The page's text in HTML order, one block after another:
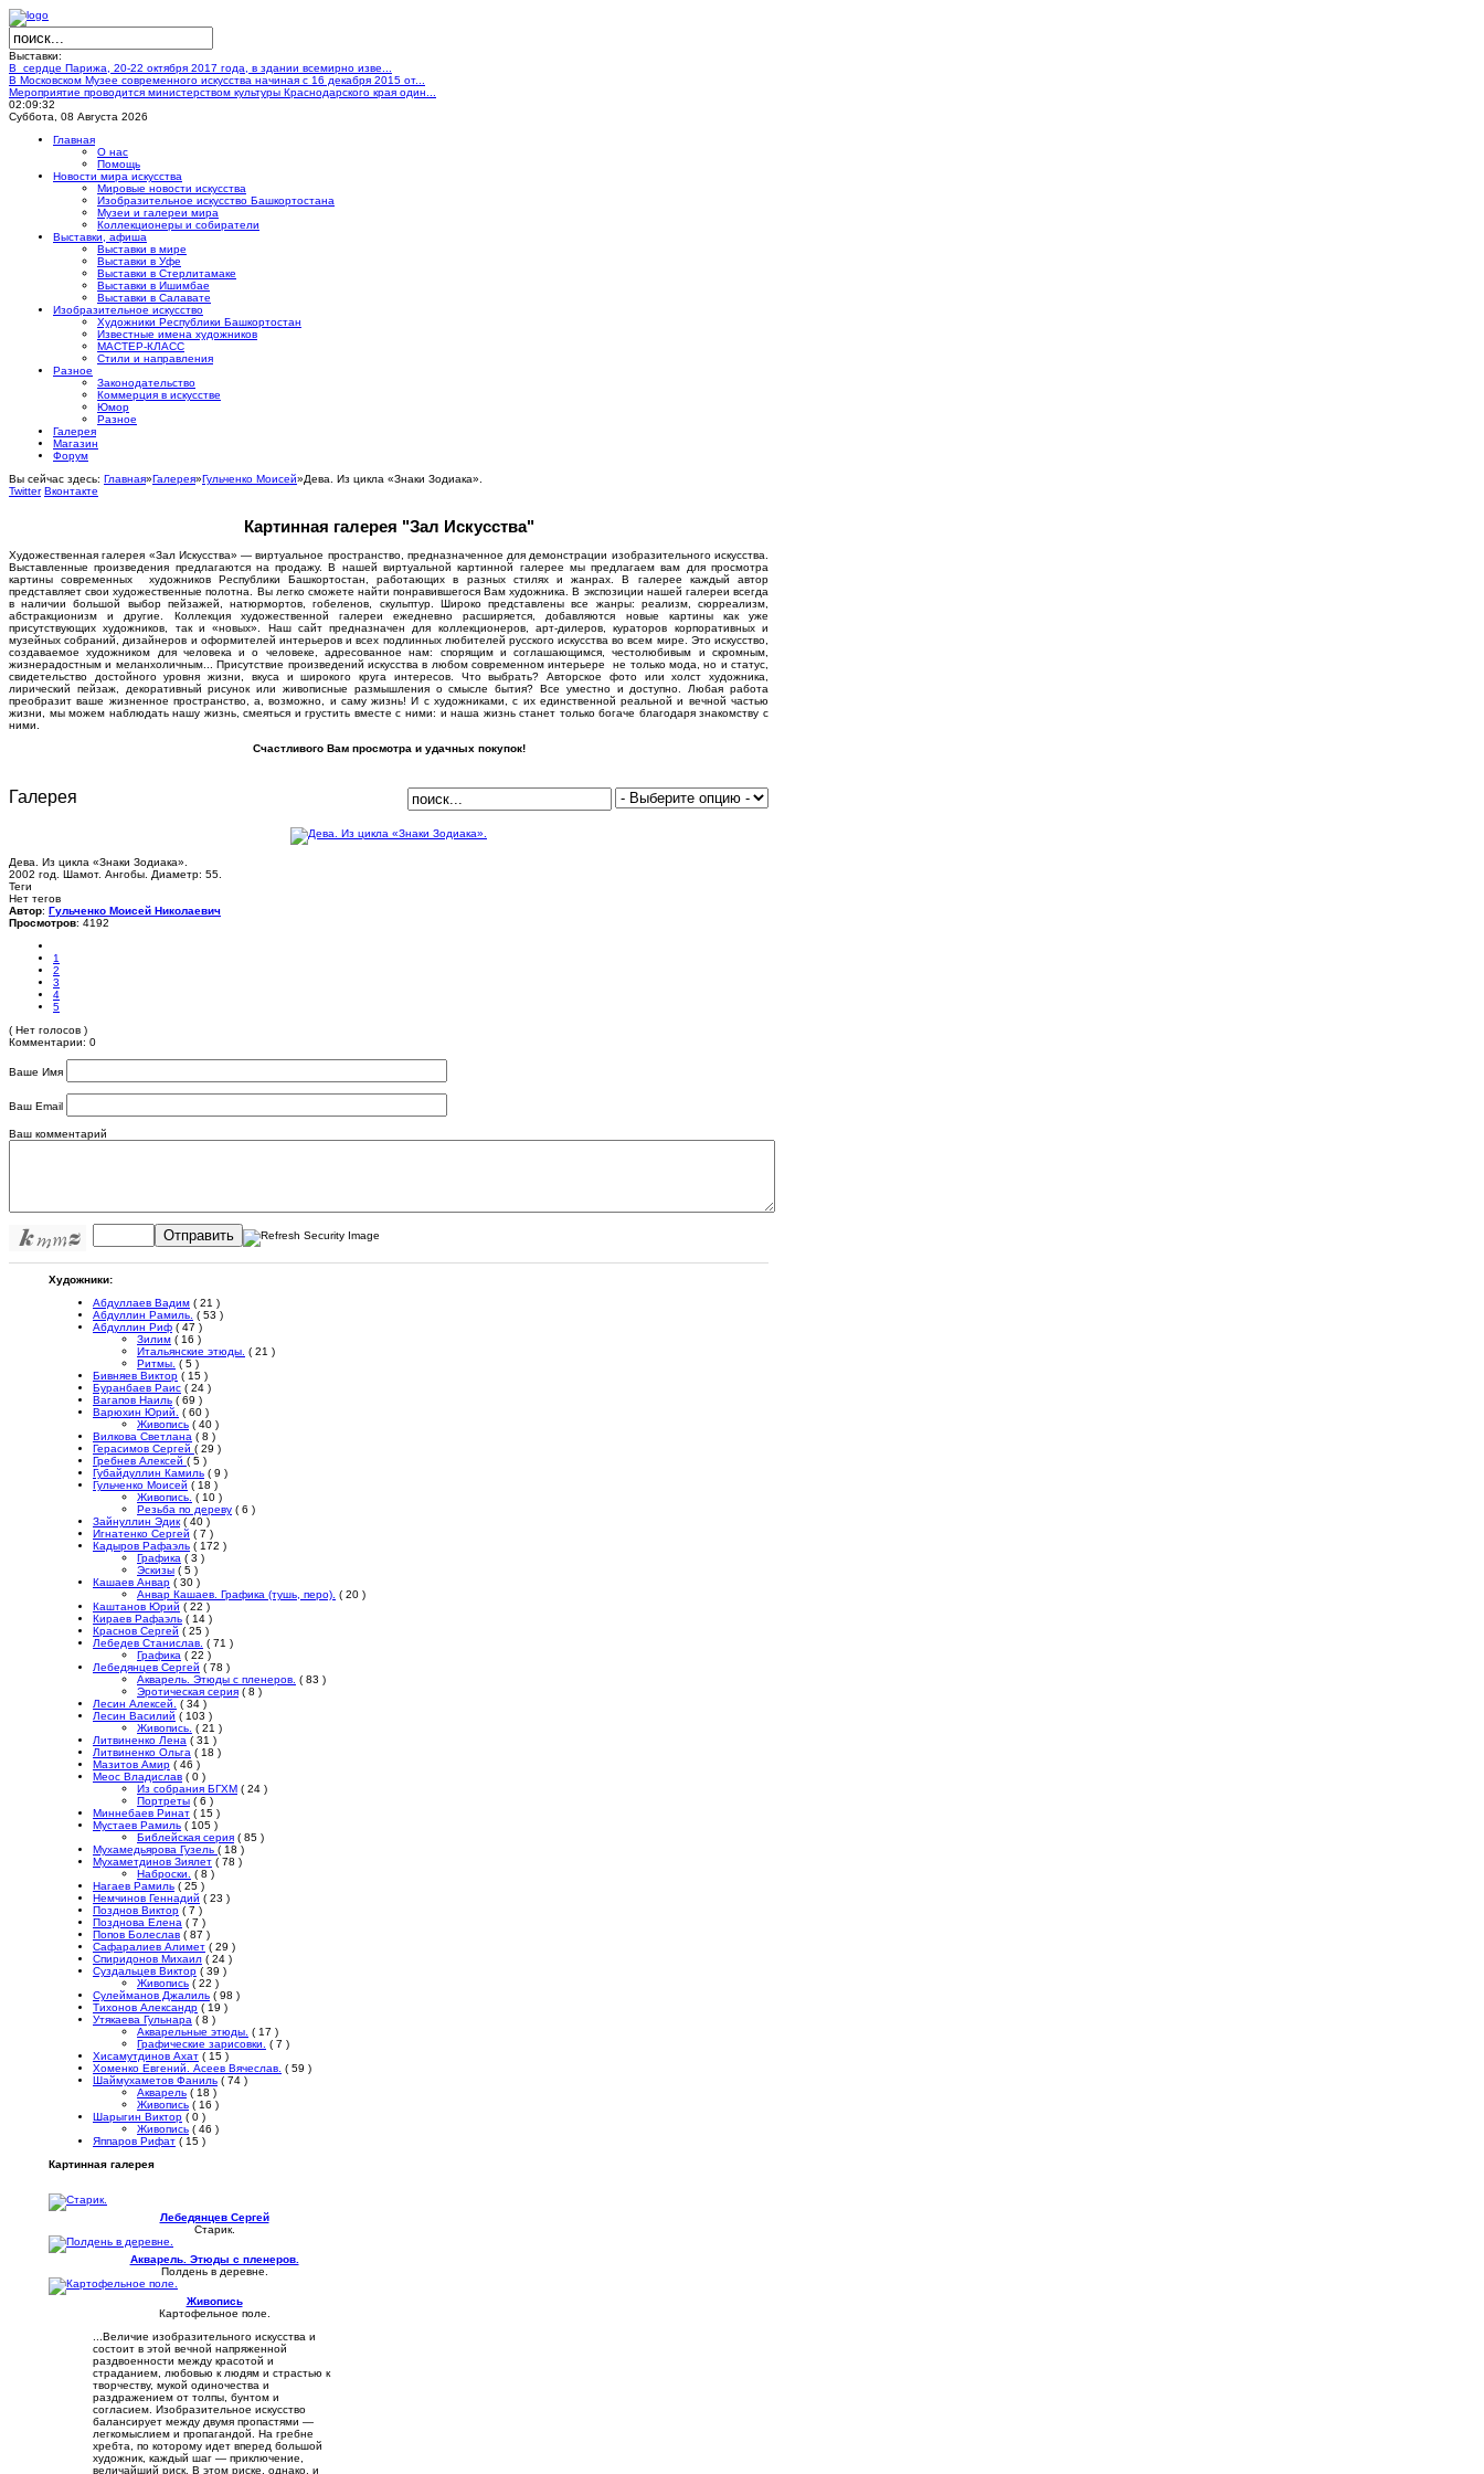
Выставки:
В сердце Парижа, 20-22 октября 2017 года, в здании всемирно изве...
В Московском Музее современного искусства начиная с 16 декабря 2015 от...
Мероприятие проводится министерством культуры Краснодарского края один...
02:09:33
Суббота, 08 Августа 2026
Главная
О нас
Помощь
Новости мира искусства
Мировые новости искусства
Изобразительное искусство Башкортостана
Музеи и галереи мира
Коллекционеры и собиратели
Выставки, афиша
Выставки в мире
Выставки в Уфе
Выставки в Стерлитамаке
Выставки в Ишимбае
Выставки в Салавате
Изобразительное искусство
Художники Республики Башкортостан
Известные имена художников
МАСТЕР-КЛАСС
Стили и направления
Разное
Законодательство
Коммерция в искусстве
Юмор
Разное
Галерея
Магазин
Форум
Вы сейчас здесь: Главная»Галерея»Гульченко Моисей»Дева. Из цикла «Знаки Зодиака».
Twitter Вконтакте
Картинная галерея "Зал Искусства"
Художественная галерея «Зал Искусства» — виртуальное пространство, предназначенное для демонстрации изобразительного искусства.
Выставленные произведения предлагаются на продажу. В нашей виртуальной картинной галерее мы предлагаем вам для просмотра
картины современных художников Республики Башкортостан, работающих в разных стилях и жанрах. В галерее каждый автор
представляет свои художественные полотна. Вы легко сможете найти понравившегося Вам художника. В экспозиции нашей галереи всегда
в наличии большой выбор пейзажей, натюрмортов, гобеленов, скульптур. Широко представлены все жанры: реализм, сюрреализм,
абстракционизм и другие. Коллекция художественной галереи ежедневно расширяется, добавляются новые картины как уже
присутствующих художников, так и «новых». Наш сайт предназначен для коллекционеров, арт-дилеров, кураторов корпоративных и
музейных собраний, дизайнеров и оформителей интерьеров и всех подлинных любителей русского искусства во всем мире. Это искусство,
создаваемое художником для человека и о человеке, адресованное нам: спорящим и соглашающимся, честолюбивым и скромным,
жизнерадостным и меланхоличным... Присутствие произведений искусства в любом современном интерьере не только мода, но и статус,
свидетельство достойного уровня жизни, вкуса и широкого круга интересов. Что выбрать? Авторское фото или холст художника,
лирический пейзаж, декоративный рисунок или живописные размышления о смысле бытия? Все уместно и доступно. Любая работа
преобразит ваше жизненное пространство, а, возможно, и саму жизнь! И с художниками, с их единственной реальной и вечной частью
жизни, мы можем наблюдать нашу жизнь, смеяться и грустить вместе с ними: и наша жизнь станет только богаче благодаря знакомству с
ними.
Счастливого Вам просмотра и удачных покупок!
Галерея
Дева. Из цикла «Знаки Зодиака».
2002 год. Шамот. Ангобы. Диаметр: 55.
Теги
Нет тегов
Автор: Гульченко Моисей Николаевич
Просмотров: 4192
1
2
3
4
5
( Нет голосов )
Комментарии: 0
Ваше Имя
Ваш Email
Ваш комментарий
Отправить
Художники:
Абдуллаев Вадим ( 21 )
Абдуллин Рамиль. ( 53 )
Абдуллин Риф ( 47 )
Зилим ( 16 )
Итальянские этюды. ( 21 )
Ритмы. ( 5 )
Бивняев Виктор ( 15 )
Буранбаев Раис ( 24 )
Вагапов Наиль ( 69 )
Варюхин Юрий. ( 60 )
Живопись ( 40 )
Вилкова Светлана ( 8 )
Герасимов Сергей ( 29 )
Гребнев Алексей ( 5 )
Губайдуллин Камиль ( 9 )
Гульченко Моисей ( 18 )
Живопись. ( 10 )
Резьба по дереву ( 6 )
Зайнуллин Эдик ( 40 )
Игнатенко Сергей ( 7 )
Кадыров Рафаэль ( 172 )
Графика ( 3 )
Эскизы ( 5 )
Кашаев Анвар ( 30 )
Анвар Кашаев. Графика (тушь, перо). ( 20 )
Каштанов Юрий ( 22 )
Кираев Рафаэль ( 14 )
Краснов Сергей ( 25 )
Лебедев Станислав. ( 71 )
Графика ( 22 )
Лебедянцев Сергей ( 78 )
Акварель. Этюды с пленеров. ( 83 )
Эротическая серия ( 8 )
Лесин Алексей. ( 34 )
Лесин Василий ( 103 )
Живопись. ( 21 )
Литвиненко Лена ( 31 )
Литвиненко Ольга ( 18 )
Мазитов Амир ( 46 )
Меос Владислав ( 0 )
Из собрания БГХМ ( 24 )
Портреты ( 6 )
Миннебаев Ринат ( 15 )
Мустаев Рамиль ( 105 )
Библейская серия ( 85 )
Мухамедьярова Гузель ( 18 )
Мухаметдинов Зиялет ( 78 )
Наброски. ( 8 )
Нагаев Рамиль ( 25 )
Немчинов Геннадий ( 23 )
Позднов Виктор ( 7 )
Позднова Елена ( 7 )
Попов Болеслав ( 87 )
Сафаралиев Алимет ( 29 )
Спиридонов Михаил ( 24 )
Суздальцев Виктор ( 39 )
Живопись ( 22 )
Сулейманов Джалиль ( 98 )
Тихонов Александр ( 19 )
Утякаева Гульнара ( 8 )
Акварельные этюды. ( 17 )
Графические зарисовки. ( 7 )
Хисамутдинов Ахат ( 15 )
Хоменко Евгений. Асеев Вячеслав. ( 59 )
Шаймухаметов Фаниль ( 74 )
Акварель ( 18 )
Живопись ( 16 )
Шарыгин Виктор ( 0 )
Живопись ( 46 )
Яппаров Рифат ( 15 )
Картинная галерея
Лебедянцев Сергей
Старик.
Акварель. Этюды с пленеров.
Полдень в деревне.
Живопись
Картофельное поле.
...Величие изобразительного искусства и
состоит в этой вечной напряженной
раздвоенности между красотой и
страданием, любовью к людям и страстью к
творчеству, мукой одиночества и
раздражением от толпы, бунтом и
согласием. Изобразительное искусство
балансирует между двумя пропастями —
легкомыслием и пропагандой. На гребне
хребта, по которому идет вперед большой
художник, каждый шаг — приключение,
величайший риск. В этом риске, однако, и